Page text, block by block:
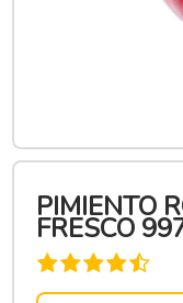
PIMIENTO
FRESCO